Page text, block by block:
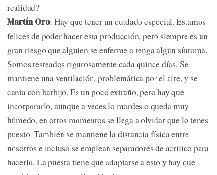
realidad?
Martín Oro: Hay que tener un cuidado especial. Estamos
felices de poder hacer esta producción, pero siempre es un
gran riesgo que alguien se enferme o tenga algún síntoma.
Somos testeados rigurosamente cada quince días. Se
mantiene una ventilación, problemática por el aire, y se
canta con barbijo. Es un poco extraño, pero hay que
incorporarlo, aunque a veces lo mordes o queda muy
húmedo, en otros momentos se llega a olvidar que lo tenes
puesto. También se mantiene la distancia física entre
nosotros e incluso se emplean separadores de acrílico para
hacerlo. La puesta tiene que adaptarse a esto y hay que